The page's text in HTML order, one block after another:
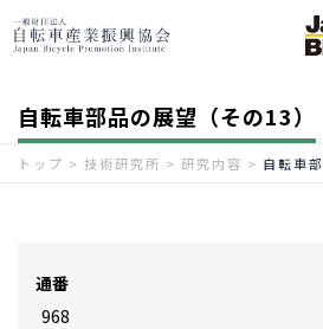
自転車部品の展望（その13）
トップ > 技術研究所 > 研究内容 > 自転車
通番
968